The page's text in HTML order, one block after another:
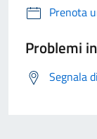
Prenota
Problemi
Segnala